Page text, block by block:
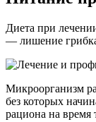
Диета при
— лишение
Микроорганизм
без которых
рациона на время